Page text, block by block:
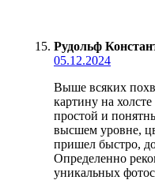
Рудольф
05.12.2024
Выше всяких
картину на
простой и
высшем уровне,
пришел быстро,
Определенно
уникальных